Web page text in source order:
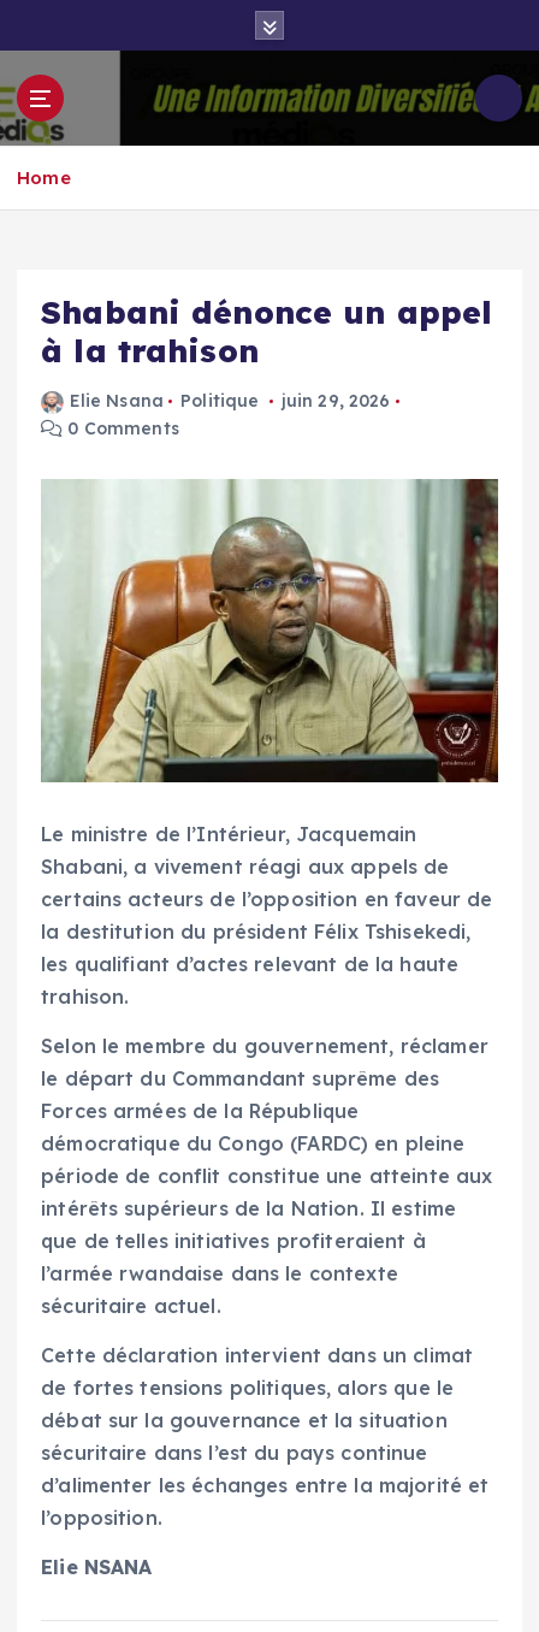
p
t
o
o
Groupe Aigle
Médias
Home
Shabani dénonce un appel
à la trahison
Elie Nsana Politique
juin 29, 2026
0 Comments
Le ministre de l’Intérieur, Jacquemain
Shabani, a vivement réagi aux appels de
certains acteurs de l’opposition en faveur de
la destitution du président Félix Tshisekedi,
les qualifiant d’actes relevant de la haute
trahison.
Selon le membre du gouvernement, réclamer
le départ du Commandant suprême des
Forces armées de la République
démocratique du Congo (FARDC) en pleine
période de conflit constitue une atteinte aux
intérêts supérieurs de la Nation. Il estime
que de telles initiatives profiteraient à
l’armée rwandaise dans le contexte
sécuritaire actuel.
Cette déclaration intervient dans un climat
de fortes tensions politiques, alors que le
débat sur la gouvernance et la situation
sécuritaire dans l’est du pays continue
d’alimenter les échanges entre la majorité et
l’opposition.
Elie NSANA